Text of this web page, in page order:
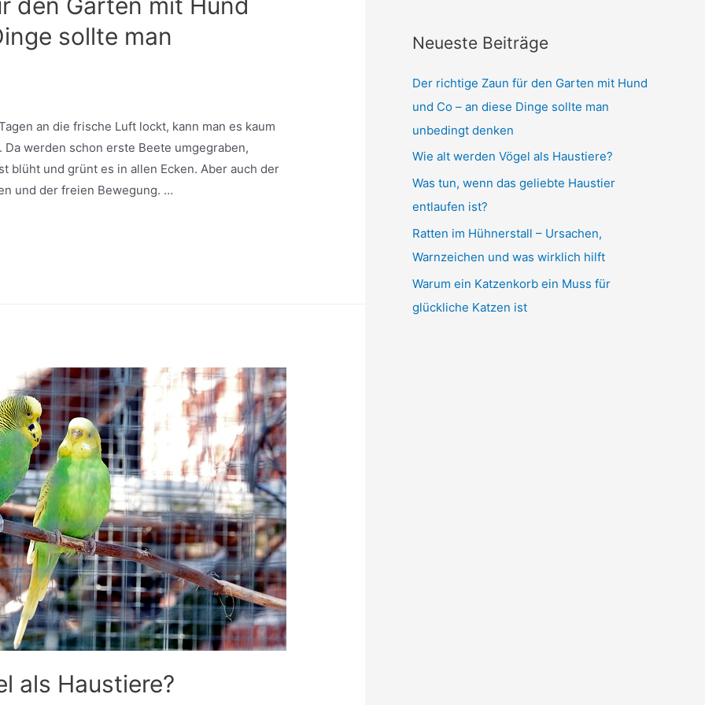
sollte man
an die frische Luft lockt, kann man es kaum
werden schon erste Beete umgegraben,
blüht und grünt es in allen Ecken. Aber auch der
und der freien Bewegung. …
als Haustiere?
Neueste Beiträge
Der richtige Zaun für den Garten mit Hund
und Co – an diese Dinge sollte man
unbedingt denken
Wie alt werden Vögel als Haustiere?
Was tun, wenn das geliebte Haustier
entlaufen ist?
Ratten im Hühnerstall – Ursachen,
Warnzeichen und was wirklich hilft
Warum ein Katzenkorb ein Muss für
glückliche Katzen ist